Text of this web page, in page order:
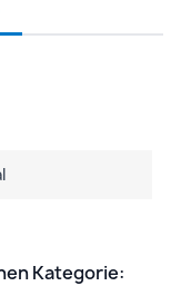
Kategorie: